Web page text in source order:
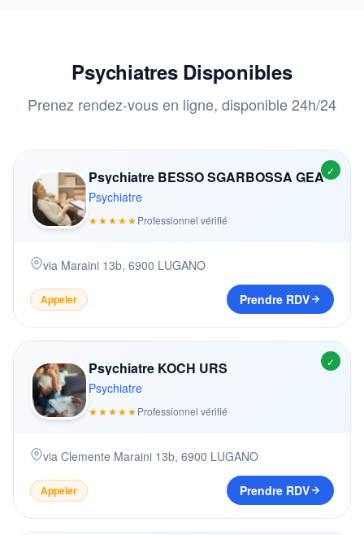
Psychiatres Disponibles
Prenez rendez-vous en ligne, disponible 24h/24
✓
Psychiatre BESSO SGARBOSSA GEA
Psychiatre
★★★★★Professionnel vérifié
via Maraini 13b, 6900 LUGANO
Appeler Prendre RDV
✓
Psychiatre KOCH URS
Psychiatre
★★★★★Professionnel vérifié
via Clemente Maraini 13b, 6900 LUGANO
Appeler Prendre RDV